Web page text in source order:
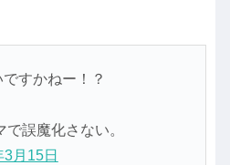
すかねー！？
誤魔化さない。
月15日